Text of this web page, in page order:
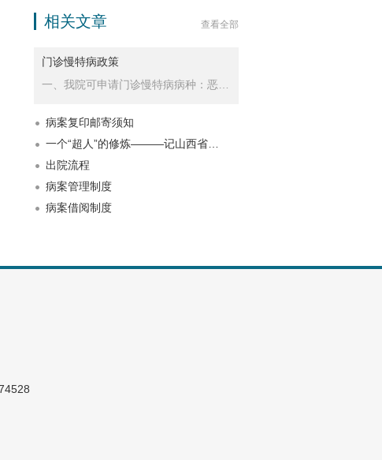
查看全部
相关文章
门诊慢特病政策
病案复印邮寄须知
一个“超人”的修炼———记山西省…
出院流程
病案管理制度
病案借阅制度